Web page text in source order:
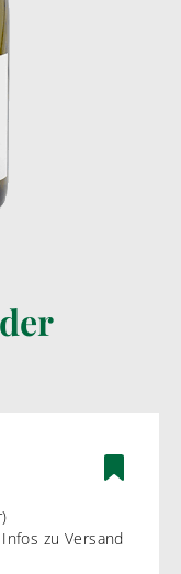
zu Versand